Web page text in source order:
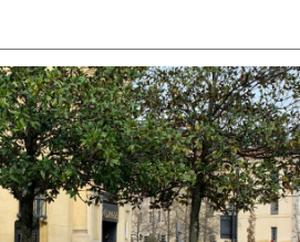
aplicación
externa.
aplicación
externa.